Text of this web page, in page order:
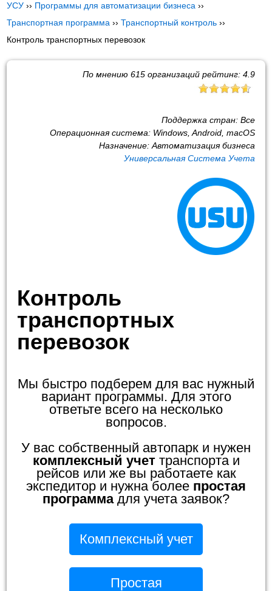
УСУ ›› Программы для автоматизации бизнеса ››
Транспортная программа ››Транспортный контроль ››
Контроль транспортных перевозок
По мнению 615организаций рейтинг: 4.9
Поддержка стран: Все
Операционная система: Windows, Android, macOS
Назначение: Автоматизация бизнеса
Универсальная Система Учета
Контроль
транспортных
перевозок
Мы быстро подберем для вас нужный
вариант программы. Для этого
ответьте всего на несколько
вопросов.
У вас собственный автопарк и нужен
комплексный учеттранспорта и
рейсов или же вы работаете как
экспедитор и нужна более простая
программадля учета заявок?
Комплексный учет
Простая